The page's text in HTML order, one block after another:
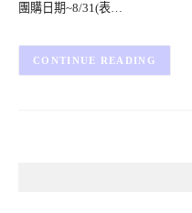
團購日期~8/31(表…
CONTINUE READING